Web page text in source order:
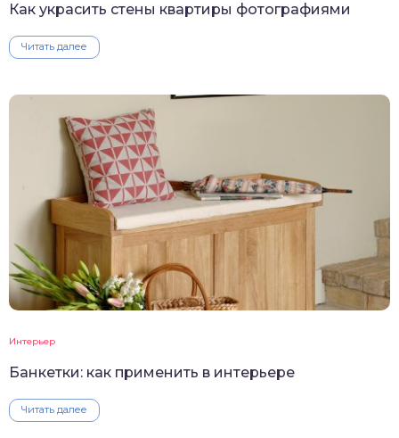
Как украсить стены квартиры фотографиями
Читать далее
Интерьер
Банкетки: как применить в интерьере
Читать далее